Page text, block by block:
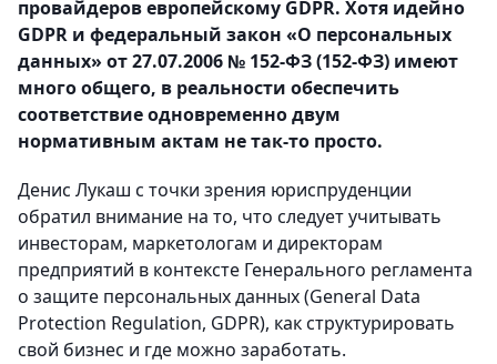
провайдеров европейскому GDPR. Хотя идейно
GDPR и федеральный закон «О персональных
данных» от 27.07.2006 № 152-ФЗ (152-ФЗ) имеют
много общего, в реальности обеспечить
соответствие одновременно двум
нормативным актам не так-то просто.
Денис Лукаш с точки зрения юриспруденции
обратил внимание на то, что следует учитывать
инвесторам, маркетологам и директорам
предприятий в контексте Генерального регламента
о защите персональных данных (General Data
Protection Regulation, GDPR), как структурировать
свой бизнес и где можно заработать.